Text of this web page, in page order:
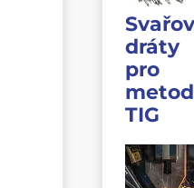
dráty
pro
TIG